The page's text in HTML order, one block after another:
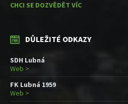
CHCI SE DOZVĚDĚT VÍC
DŮLEŽITÉ ODKAZY
SDH Lubná
Web >
FK Lubná 1959
Web >